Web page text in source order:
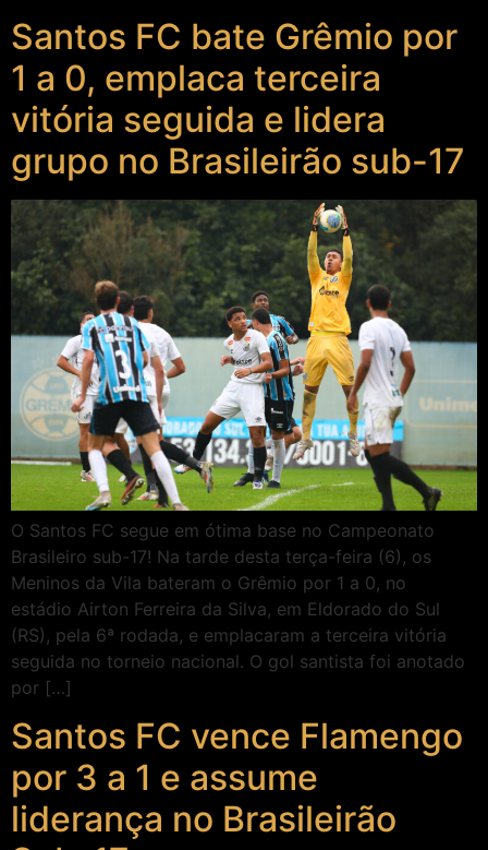
Santos FC bate Grêmio por
1 a 0, emplaca terceira
vitória seguida e lidera
grupo no Brasileirão sub-17
O Santos FC segue em ótima base no Campeonato
Brasileiro sub-17! Na tarde desta terça-feira (6), os
Meninos da Vila bateram o Grêmio por 1 a 0, no
estádio Airton Ferreira da Silva, em Eldorado do Sul
(RS), pela 6ª rodada, e emplacaram a terceira vitória
seguida no torneio nacional. O gol santista foi anotado
por […]
Santos FC vence Flamengo
por 3 a 1 e assume
liderança no Brasileirão